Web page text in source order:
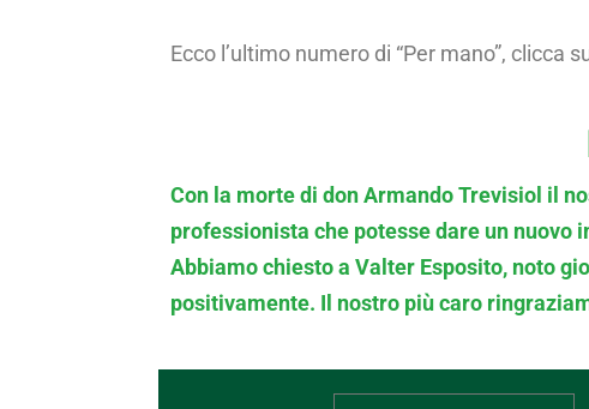
Ecco l’ultimo numero di “Per mano”, clicca
Con la morte di don Armando Trevisiol il
professionista che potesse dare un
Abbiamo chiesto a Valter Esposito, noto
positivamente. Il nostro più caro